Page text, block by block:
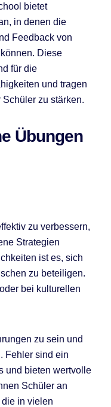
bietet
in denen die
Feedback von
Diese
für die
und tragen
zu stärken.
Übungen
zu verbessern,
Strategien
ist es, sich
zu beteiligen.
bei kulturellen
zu sein und
Fehler sind ein
und bieten wertvolle
Schüler an
in vielen